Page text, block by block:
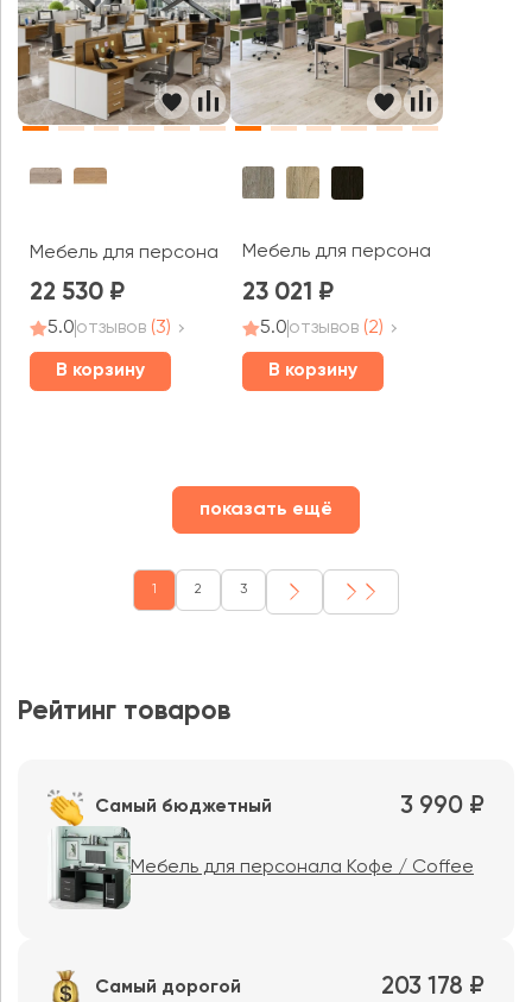
Мебель для персонала ALBA
22 530
5.0отзывов (3)
В корзину
Мебель для персонала Rio
23 021
5.0отзывов (2)
В корзину
показать ещё
1 2 3
Рейтинг товаров
Самый бюджетный 3 990 ₽
Мебель для персонала Кофе / Coffee
Самый дорогой 203 178 ₽